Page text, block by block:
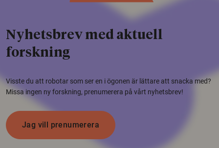
Nyhetsbrev med aktuell
forskning
Visste du att robotar som ser en i ögonen är lättare att snacka med?
Missa ingen ny forskning, prenumerera på vårt nyhetsbrev!
Jag vill prenumerera